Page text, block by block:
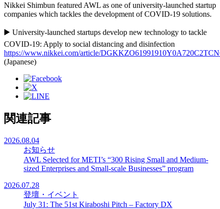
Nikkei Shimbun featured AWL as one of university-launched startup
companies which tackles the development of COVID-19 solutions.
▶️ University-launched startups develop new technology to tackle
COVID-19: Apply to social distancing and disinfection
https://www.nikkei.com/article/
(Japanese)
関連記事
2026.08.04
お知らせ
AWL Selected for METI’s “300 Rising Small and Medium-
sized Enterprises and Small-scale Businesses” program
2026.07.28
登壇・イベント
July 31: The 51st Kiraboshi Pitch – Factory DX